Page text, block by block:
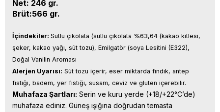
Net: 246 gr.
Brüt:566 gr.
İçindekiler: Sütlü çikolata (sütlü çikolata %63,64 (kakao kitlesi,
şeker, kakao yağı, süt tozu), Emilgatör (soya Lesitini (E322),
Doğal Vanilin Aroması
Alerjen Uyarısı: Süt tozu içerir, eser miktarda fındık, antep
fıstığı, badem, yer fıstığı, susam, ceviz ve gluten içerebilir.
Muhafaza Şartları: Serin ve kuru yerde (+18/+22°C’de)
muhafaza ediniz. Güneş ışığına doğrudan temasta